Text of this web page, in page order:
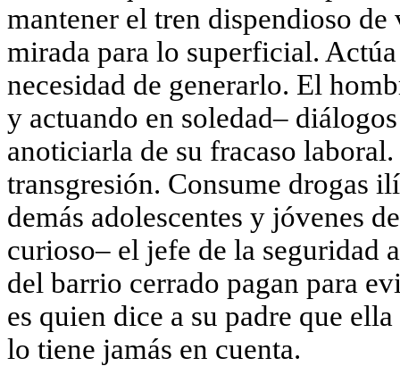
mantener el tren dispendioso
mirada para lo superficial.
necesidad de generarlo. El
y actuando en soledad–
anoticiarla de su fracaso
transgresión. Consume drogas
demás adolescentes y jóvenes
curioso– el jefe de la seguridad
del barrio cerrado pagan para
es quien dice a su padre que
lo tiene jamás en cuenta.